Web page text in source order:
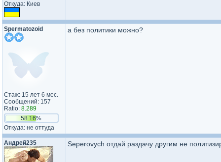
Откуда: Киев
Spermatozoid
Стаж: 15 лет 6 мес.
Сообщений: 157
Ratio: 8.289
58.16%
Откуда: не оттуда
а без политики можно?
Андрей235 Seperovych отдай раздачу другим не